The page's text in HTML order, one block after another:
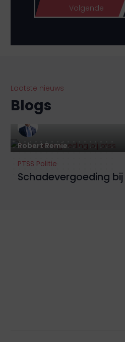
Volgende
Laatste nieuws
Blogs
Robert Remie
PTSS Politie